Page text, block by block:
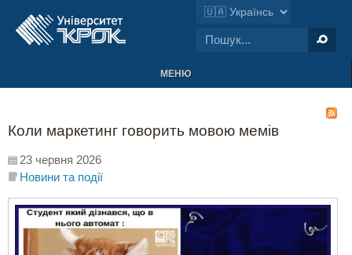
МЕНЮ
Коли маркетинг говорить мовою мемів
23 червня 2026
Новини та події